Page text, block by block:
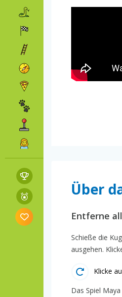
Über
Entferne
Schieße die
ausgehen.
Klicke
Das Spiel